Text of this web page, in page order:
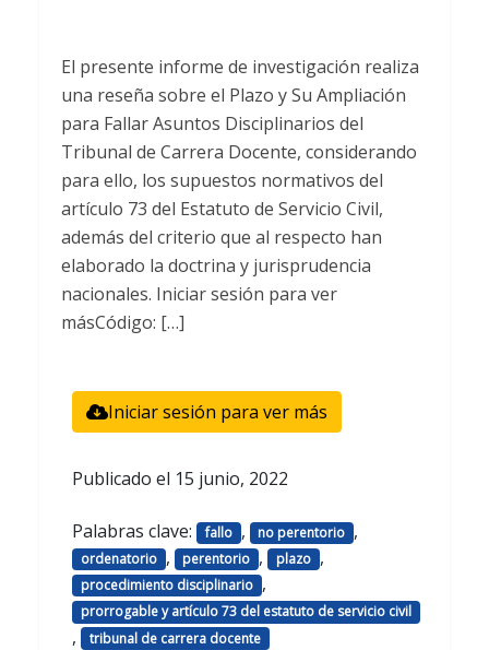
El presente informe de investigación realiza
una reseña sobre el Plazo y Su Ampliación
para Fallar Asuntos Disciplinarios del
Tribunal de Carrera Docente, considerando
para ello, los supuestos normativos del
artículo 73 del Estatuto de Servicio Civil,
además del criterio que al respecto han
elaborado la doctrina y jurisprudencia
nacionales. Iniciar sesión para ver
másCódigo: […]
Iniciar sesión para ver más
Publicado el 15 junio, 2022
Palabras clave: fallo , no perentorio ,
ordenatorio , perentorio , plazo ,
procedimiento disciplinario ,
prorrogable y artículo 73 del estatuto de servicio civil
, tribunal de carrera docente